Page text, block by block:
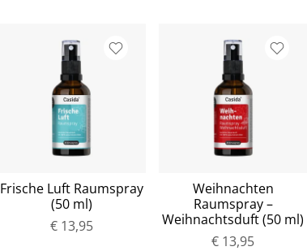
Frische Luft Raumspray
(50 ml)
€ 13,95
Weihnachten
Raumspray –
Weihnachtsduft (50 ml)
€ 13,95